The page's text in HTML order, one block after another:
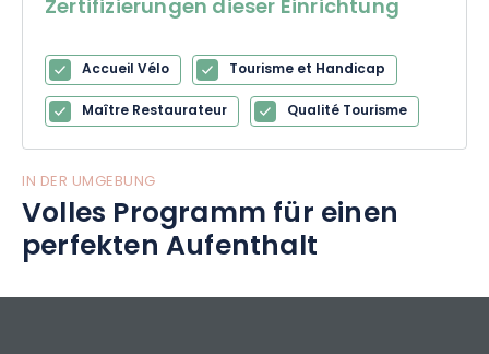
Zertifizierungen dieser Einrichtung
Accueil Vélo
Tourisme et Handicap
Maître Restaurateur
Qualité Tourisme
IN DER UMGEBUNG
Volles Programm für einen
perfekten Aufenthalt